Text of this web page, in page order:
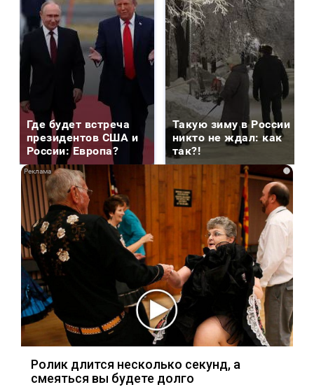
Где будет встреча
президентов США и
России: Европа?
Такую зиму в России
никто не ждал: как
так?!
i
Ролик длится несколько секунд, а
смеяться вы будете долго